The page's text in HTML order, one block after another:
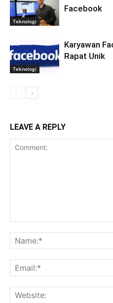
Teknologi
Facebook
Teknologi
Karyawan
Rapat Unik
LEAVE A REPLY